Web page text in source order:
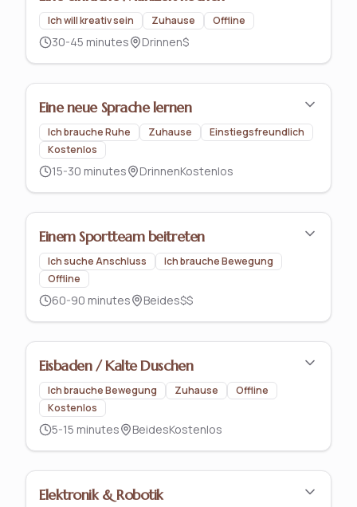
Ich will kreativ sein Zuhause Offline
30-45 minutes Drinnen$
Eine neue Sprache lernen
Ich brauche Ruhe Zuhause
Einstiegsfreundlich
Kostenlos
15-30 minutes DrinnenKostenlos
Einem Sportteam beitreten
Ich suche Anschluss
Ich brauche Bewegung
Offline
60-90 minutes Beides$$
Eisbaden / Kalte Duschen
Ich brauche Bewegung Zuhause
Offline
Kostenlos
5-15 minutes BeidesKostenlos
Elektronik & Robotik